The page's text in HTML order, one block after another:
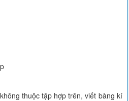
thuộc tập hợp trên, viết bàng kí